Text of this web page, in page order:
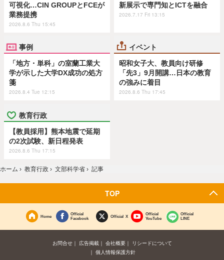
可視化…CIN GROUPとFCEが
業務提携
2026.8.6 Thu 15:45
新展示で専門知とICTを融合
2026.7.17 Fri 13:15
事例
「地方・単科」の室蘭工業大
学が示した大学DX成功の処方
箋
2026.8.4 Tue 12:15
イベント
昭和女子大、教員向け研修
「先3」9月開講…日本の教育
の強みに着目
2026.8.6 Thu 17:45
教育行政
【教員採用】熊本地震で延期
の2次試験、新日程発表
2026.8.6 Thu 17:15
ホーム › 教育行政 › 文部科学省 › 記事
TOP
Home
Official
Facebook
Official X
Official
YouTube
Official
LINE
お問合せ 広告掲載 会社概要
リシードについて
個人情報保護方針